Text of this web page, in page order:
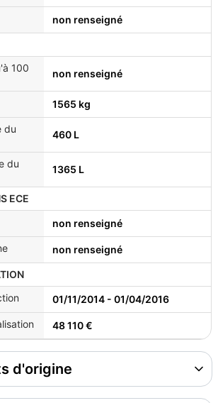
non renseigné
100
non renseigné
1565 kg
du
460 L
du
1365 L
ECE
non renseigné
non renseigné
01/11/2014 - 01/04/2016
48 110 €
d'origine